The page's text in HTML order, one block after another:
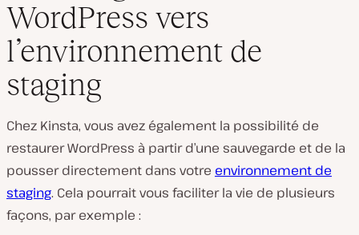
WordPress vers
l’environnement de
staging
Chez Kinsta, vous avez également la possibilité de
restaurer WordPress à partir d’une sauvegarde et de la
pousser directement dans votre environnement de
staging. Cela pourrait vous faciliter la vie de plusieurs
façons, par exemple :